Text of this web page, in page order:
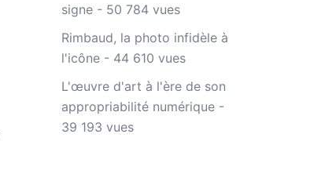
signe- 50 784 vues
Rimbaud, la photo infidèle à
l'icône- 44 610 vues
L'œuvre d'art à l'ère de son
appropriabilité numérique-
39 193 vues